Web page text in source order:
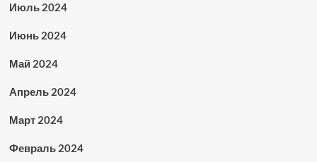
Июль 2024
Июнь 2024
Май 2024
Апрель 2024
Март 2024
Февраль 2024